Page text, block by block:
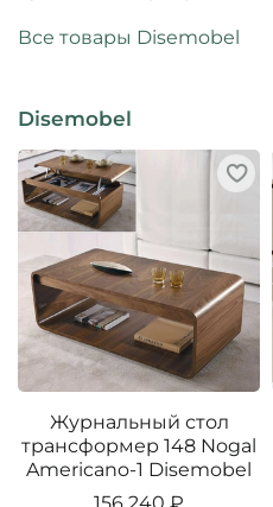
Все товары Disemobel
Disemobel
Журнальный стол
трансформер 148 Nogal
Americano-1 Disemobel
156 240 ₽